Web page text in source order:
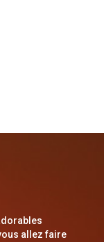
allez faire